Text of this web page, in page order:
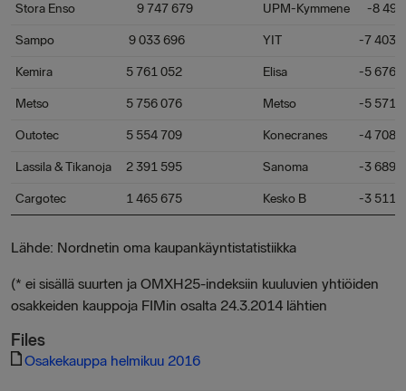
Stora Enso 9 747 679 UPM-Kymmene -8
Sampo 9 033 696 YIT -7 403
Kemira 5 761 052 Elisa -5 676
Metso 5 756 076 Metso -5 571
Outotec 5 554 709 Konecranes -4 708
Lassila & Tikanoja 2 391 595 Sanoma -3 689
Cargotec 1 465 675 Kesko B -3 511
Lähde: Nordnetin oma kaupankäyntistatistiikka
(* ei sisällä suurten ja OMXH25-indeksiin kuuluvien yhtiöiden
osakkeiden kauppoja FIMin osalta 24.3.2014 lähtien
Files
Osakekauppa helmikuu 2016